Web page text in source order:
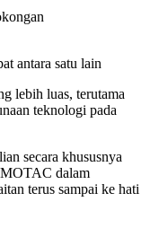
antara satu lain
lebih luas, terutama
teknologi pada
secara khususnya
MOTAC dalam
terus sampai ke hati